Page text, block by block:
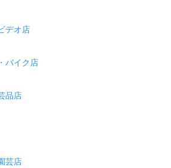
デオ店
バイク店
品店
芸店